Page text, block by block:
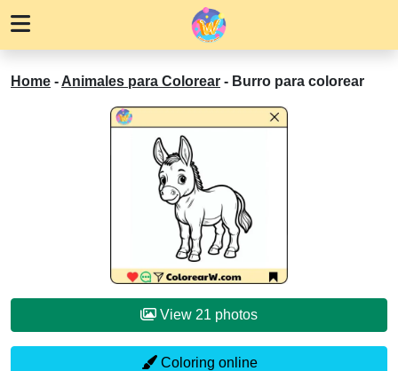
Home - Animales para Colorear - Burro para colorear
View 21 photos
Coloring online